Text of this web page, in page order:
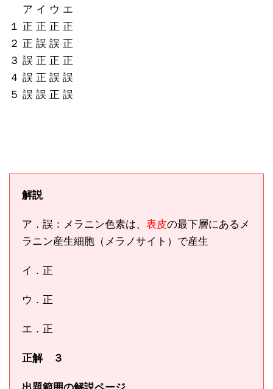
ア イ ウ エ
１ 正 正 正 正
２ 正 誤 誤 正
３ 誤 正 正 正
４ 誤 正 誤 誤
５ 誤 誤 正 誤
解説
ア．誤：メラニン色素は、 表皮の最下層にあるメ
ラニン産生細胞（メラノサイト）で産生
イ．正
ウ．正
エ．正
正解 ３